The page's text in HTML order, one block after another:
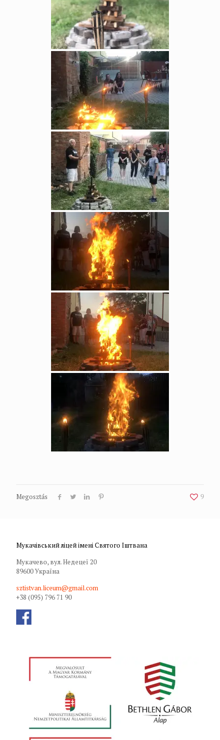
Megosztás 9
Мукачівський ліцей імені Святого Іштвана
Мукачево, вул. Недецеї 20
89600 Україна
sztistvan.liceum@gmail.com
+38 (095) 796 71 90